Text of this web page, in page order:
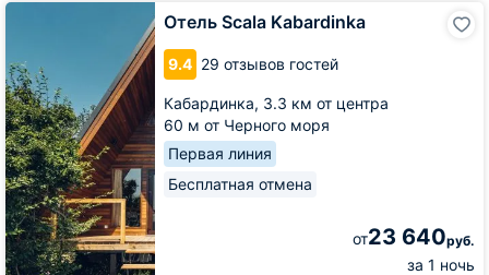
Отель Scala Kabardinka
9.4 29 отзывов гостей
Кабардинка, 3.3 км от центра
60 м от Черного моря
Первая линия
Бесплатная отмена
от23 640руб.
за 1 ночь
Отель